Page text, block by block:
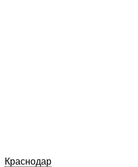
Краснодар